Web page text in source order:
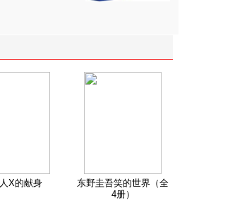
X的献身
东野圭吾笑的世界（全
4册）